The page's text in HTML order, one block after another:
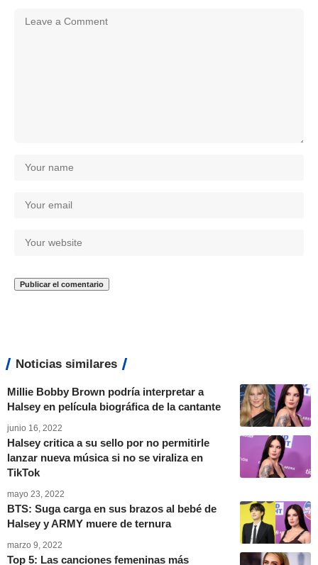
Noticias similares
Millie Bobby Brown podría interpretar a
Halsey en película biográfica de la cantante
junio 16, 2022
Halsey critica a su sello por no permitirle
lanzar nueva música si no se viraliza en
TikTok
mayo 23, 2022
BTS: Suga carga en sus brazos al bebé de
Halsey y ARMY muere de ternura
marzo 9, 2022
Top 5: Las canciones femeninas más